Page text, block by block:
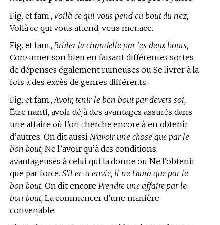
Fig. et fam., Voilà ce qui vous pend au bout du nez,
Voilà ce qui vous attend, vous menace.
Fig. et fam., Brûler la chandelle par les deux bouts,
Consumer son bien en faisant différentes sortes
de dépenses également ruineuses ou Se livrer à la
fois à des excès de genres différents.
Fig. et fam., Avoir, tenir le bon bout par devers soi,
Être nanti, avoir déjà des avantages assurés dans
une affaire où l’on cherche encore à en obtenir
d’autres. On dit aussi N’avoir une chose que par le
bon bout, Ne l’avoir qu’à des conditions
avantageuses à celui qui la donne ou Ne l’obtenir
que par force. S’il en a envie, il ne l’aura que par le
bon bout. On dit encore Prendre une affaire par le
bon bout, La commencer d’une manière
convenable.